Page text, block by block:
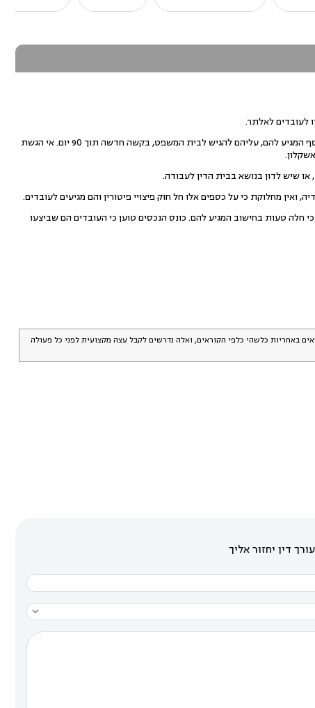
לעובדים לאלתר.
יתרת הכספים שלגביהם קיימת מחלוקת, תופקד בינתיים בנאמנות, ואם טוענים העובדים, כי נפלה טעות בחישוב הכסף המגיע להם, עליהם להגיש לבית המשפט, בקשה חדשה תוך 90 יום. אי הגשת
שיש לדון בנושא בבית הדין לעבודה.
מחלוקת כי על כספים אלו חל חוק פיצויי פיטורין והם מגיעים לעובדים.
חלה טעות בחישוב המגיע להם. כונס הנכסים טוען כי העובדים הם שביצעו
באחריות כלשהי כלפי הקוראים, ואלה נדרשים לקבל עצה מקצועית לפני כל פעולה
דין יחזור אליך